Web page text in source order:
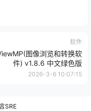
软件
图像浏览和转换软
件) v1.8.6 中文绿色版
2026-3-6 10:07:15
SRE